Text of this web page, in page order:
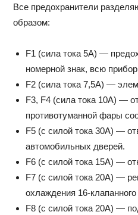
Все предохранители
образом:
F1 (сила тока 5А) —
номерной знак, всю
F2 (сила тока 7,5А) —
F3, F4 (сила тока 10А) —
противотуманной фары
F5 (с силой тока 30А) —
автомобильных дверей.
F6 (с силой тока 15А) —
F7 (с силой тока 20А) —
охлаждения 16-клапанного
F8 (с силой тока 20А) —